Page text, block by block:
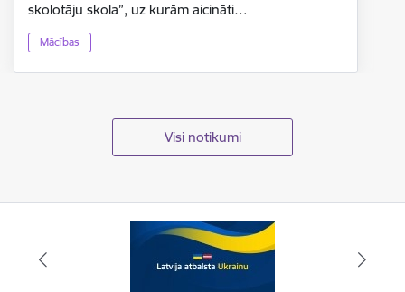
skolotāju skola”, uz kurām aicināti…
Mācības
Visi notikumi